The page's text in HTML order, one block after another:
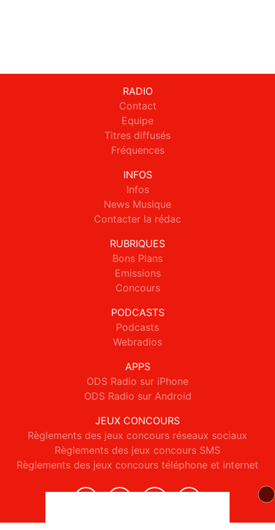
RADIO
Contact
Equipe
Titres diffusés
Fréquences
INFOS
Infos
News Musique
Contacter la rédac
RUBRIQUES
Bons Plans
Emissions
Concours
PODCASTS
Podcasts
Webradios
APPS
ODS Radio sur iPhone
ODS Radio sur Android
JEUX CONCOURS
Règlements des jeux concours réseaux sociaux
Règlements des jeux concours SMS
Règlements des jeux concours téléphone et internet